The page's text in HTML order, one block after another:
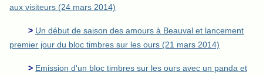
aux visiteurs (24 mars 2014)
> Un début de saison des amours à Beauval et lancement
premier jour du bloc timbres sur les ours (21 mars 2014)
> Emission d'un bloc timbres sur les ours avec un panda et